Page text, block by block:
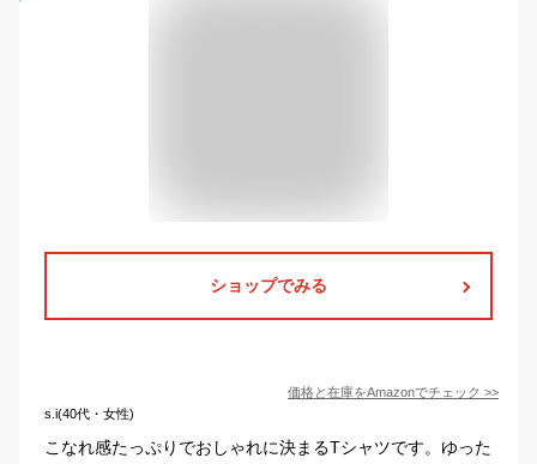
ショップでみる
価格と在庫をAmazonでチェック >>
s.i(40代・女性)
こなれ感たっぷりでおしゃれに決まるTシャツです。ゆった